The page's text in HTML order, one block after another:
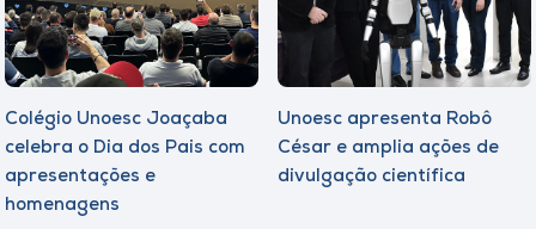
Colégio Unoesc Joaçaba
celebra o Dia dos Pais com
apresentações e
homenagens
Unoesc apresenta Robô
César e amplia ações de
divulgação científica